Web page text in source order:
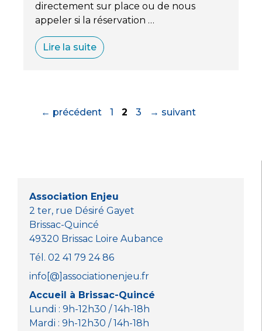
directement sur place ou de nous
appeler si la réservation …
Lire la suite
← précédent Page
1 Page
2 Page
3 → suivant
Association Enjeu
2 ter, rue Désiré Gayet
Brissac-Quincé
49320 Brissac Loire Aubance
Tél. 02 41 79 24 86
info[@]associationenjeu.fr
Accueil à Brissac-Quincé
Lundi : 9h-12h30 / 14h-18h
Mardi : 9h-12h30 / 14h-18h